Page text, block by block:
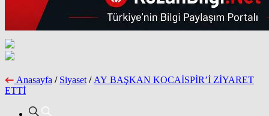
Anasayfa / Siyaset / AY BAŞKAN KOCAİSPİR’İ ZİYARET
ETTİ